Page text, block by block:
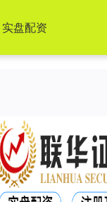
实盘配资